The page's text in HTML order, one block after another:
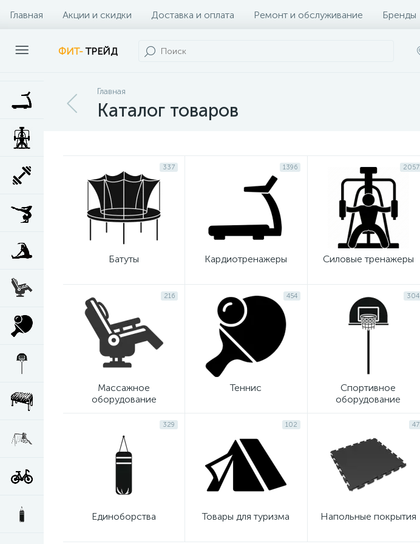
Главная Акции и скидки Доставка и оплата Ремонт и обслуживание Бренды
Наши клиенты Контакты
ФИТ-ТРЕЙД
Главная
Каталог товаров
337
Батуты
1396
Кардиотренажеры
2057
Силовые тренажеры
216
Массажное
оборудование
454
Теннис
304
Спортивное
оборудование
329
Единоборства
102
Товары для туризма
47
Напольные покрытия